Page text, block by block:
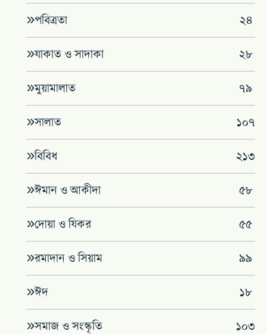
পবিত্রতা ২৪
যাকাত ও সাদাকা ২৮
মুয়ামালাত ৭৯
সালাত ১০৭
বিবিধ ২১৩
ঈমান ও আকীদা ৫৮
দোয়া ও যিকর ৫৫
রমাদান ও সিয়াম ৯৯
ঈদ ১৮
সমাজ ও সংস্কৃতি ১০৩